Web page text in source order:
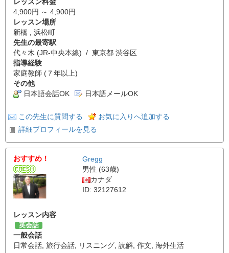
4,900円 ～ 4,900円
レッスン場所
新橋 , 浜松町
先生の最寄駅
代々木 (JR-中央本線) / 東京都 渋谷区
指導経験
家庭教師 (７年以上)
その他
日本語会話OK
日本語メールOK
この先生に質問する
お気に入りへ追加する
詳細プロフィールを見る
おすすめ！
Gregg
男性 (63歳)
カナダ
ID: 32127612
レッスン内容
英会話
一般会話
日常会話 旅行会話 リスニング 読解 作文 海外生活